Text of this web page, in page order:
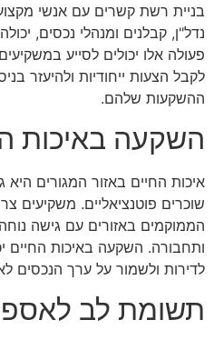
בניית רשת קשרים עם אנשי
נדל"ן, קבלנים ומנהלי נכסים,
פעולה אלו יכולים לסייע
לקבל הצעות ייחודיות ולהיעזר
ההשקעות שלהם.
השקעה באיכות
איכות החיים באזור המגורים
שוכרים פוטנציאליים. משקיעים
הממוקמים באזורים עם גישה
ותחבורה. השקעה באיכות החיים
לדירות ולשמור על ערך הנכסים
תשומת לב